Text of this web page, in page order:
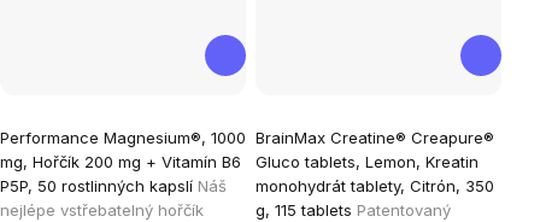
Performance Magnesium®, 1000
mg, Hořčík 200 mg + Vitamín B6
P5P, 50 rostlinných kapslí Náš
nejlépe vstřebatelný hořčík
hodnocení
produktu
je
BrainMax Creatine® Creapure®
Gluco tablets, Lemon, Kreatin
monohydrát tablety, Citrón, 350
g, 115 tablets Patentovaný
hodnocení
produktu
je